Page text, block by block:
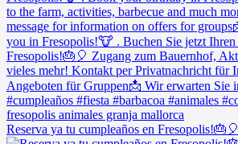
Reserva ya tu cumpleaños en Fresopolis!🎂🎈